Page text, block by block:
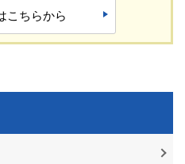
こちらから